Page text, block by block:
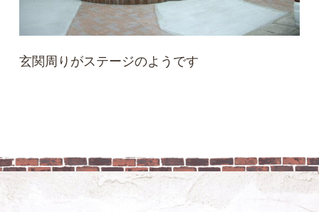
玄関周りがステージのようです